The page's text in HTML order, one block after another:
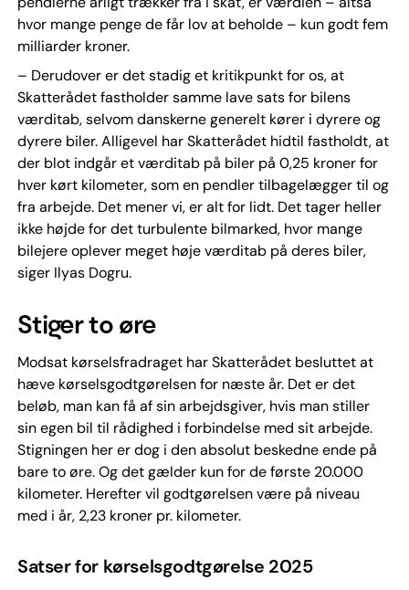
hvor mange penge de får lov at beholde – kun godt fem
milliarder kroner.
– Derudover er det stadig et kritikpunkt for os, at
Skatterådet fastholder samme lave sats for bilens
værditab, selvom danskerne generelt kører i dyrere og
dyrere biler. Alligevel har Skatterådet hidtil fastholdt, at
der blot indgår et værditab på biler på 0,25 kroner for
hver kørt kilometer, som en pendler tilbagelægger til og
fra arbejde. Det mener vi, er alt for lidt. Det tager heller
ikke højde for det turbulente bilmarked, hvor mange
bilejere oplever meget høje værditab på deres biler,
siger Ilyas Dogru.
Stiger to øre
Modsat kørselsfradraget har Skatterådet besluttet at
hæve kørselsgodtgørelsen for næste år. Det er det
beløb, man kan få af sin arbejdsgiver, hvis man stiller
sin egen bil til rådighed i forbindelse med sit arbejde.
Stigningen her er dog i den absolut beskedne ende på
bare to øre. Og det gælder kun for de første 20.000
kilometer. Herefter vil godtgørelsen være på niveau
med i år, 2,23 kroner pr. kilometer.
Satser for kørselsgodtgørelse 2025